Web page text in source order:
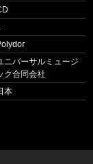
ニバーサルミュージ
ク合同会社
本